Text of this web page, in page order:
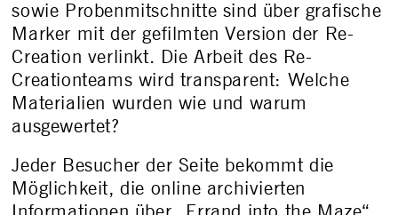
sowie Probenmitschnitte sind über grafische
Marker mit der gefilmten Version der Re-
Creation verlinkt. Die Arbeit des Re-
Creationteams wird transparent: Welche
Materialien wurden wie und warum
ausgewertet?
Jeder Besucher der Seite bekommt die
Möglichkeit, die online archivierten